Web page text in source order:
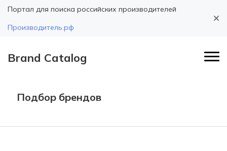
Портал для поиска российских производителей
Производитель.рф
Brand Catalog
Подбор брендов